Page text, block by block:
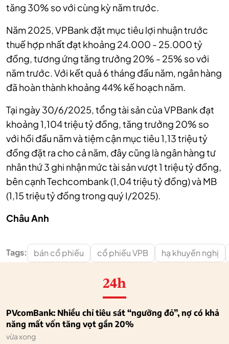
tăng 30% so với cùng kỳ năm trước.
Năm 2025, VPBank đặt mục tiêu lợi nhuận trước
thuế hợp nhất đạt khoảng 24.000 - 25.000 tỷ
đồng, tương ứng tăng trưởng 20% - 25% so với
năm trước. Với kết quả 6 tháng đầu năm, ngân hàng
đã hoàn thành khoảng 44% kế hoạch năm.
Tại ngày 30/6/2025, tổng tài sản của VPBank đạt
khoảng 1,104 triệu tỷ đồng, tăng trưởng 20% so
với hồi đầu năm và tiệm cận mục tiêu 1,13 triệu tỷ
đồng đặt ra cho cả năm, đây cũng là ngân hàng tư
nhân thứ 3 ghi nhận mức tài sản vượt 1 triệu tỷ đồng,
bên cạnh Techcombank (1,04 triệu tỷ đồng) và MB
(1,15 triệu tỷ đồng trong quý I/2025).
Châu Anh
Tags: bán cổ phiếu cổ phiếu VPB hạ khuyến nghị
24h
PVcomBank: Nhiều chỉ tiêu sát “ngưỡng đỏ”, nợ có khả
năng mất vốn tăng vọt gần 20%
vừa xong